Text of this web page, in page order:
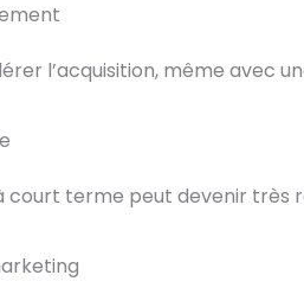
l’acquisition, même avec
court terme peut devenir très